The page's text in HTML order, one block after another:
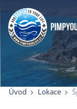
Úvod Lokace